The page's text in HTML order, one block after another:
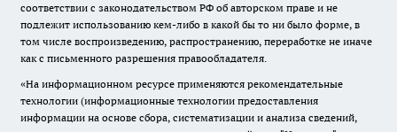
соответствии с законодательством РФ об авторском праве и не
подлежит использованию кем-либо в какой бы то ни было форме, в
том числе воспроизведению, распространению, переработке не иначе
как с письменного разрешения правообладателя.
«На информационном ресурсе применяются рекомендательные
технологии (информационные технологии предоставления
информации на основе сбора, систематизации и анализа сведений,